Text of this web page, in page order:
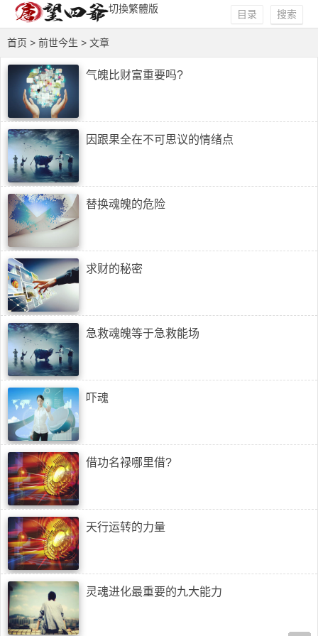
切換繁體版 搜索
目录
首页 > 前世今生 > 文章
气魄比财富重要吗?
因跟果全在不可思议的情绪点
替换魂魄的危险
求财的秘密
急救魂魄等于急救能场
吓魂
借功名禄哪里借?
天行运转的力量
灵魂进化最重要的九大能力